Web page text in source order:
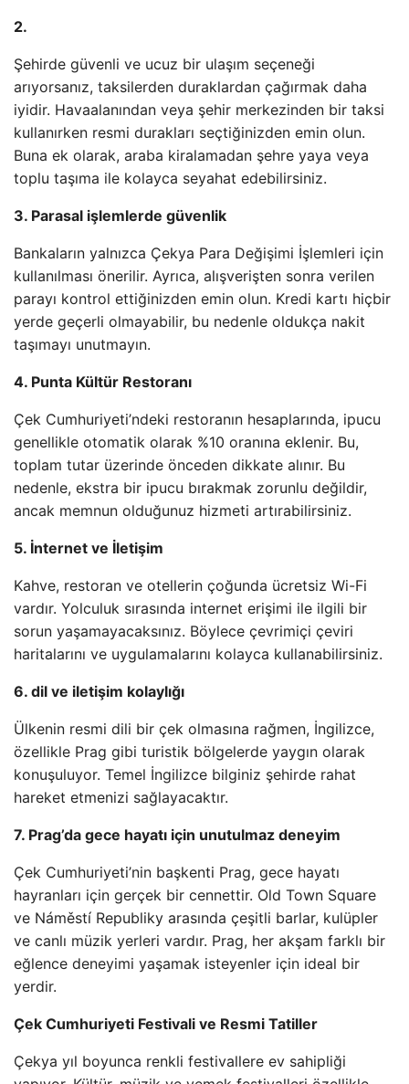
2.
Şehirde güvenli ve ucuz bir ulaşım seçeneği
arıyorsanız, taksilerden duraklardan çağırmak daha
iyidir. Havaalanından veya şehir merkezinden bir taksi
kullanırken resmi durakları seçtiğinizden emin olun.
Buna ek olarak, araba kiralamadan şehre yaya veya
toplu taşıma ile kolayca seyahat edebilirsiniz.
3. Parasal işlemlerde güvenlik
Bankaların yalnızca Çekya Para Değişimi İşlemleri için
kullanılması önerilir. Ayrıca, alışverişten sonra verilen
parayı kontrol ettiğinizden emin olun. Kredi kartı hiçbir
yerde geçerli olmayabilir, bu nedenle oldukça nakit
taşımayı unutmayın.
4. Punta Kültür Restoranı
Çek Cumhuriyeti’ndeki restoranın hesaplarında, ipucu
genellikle otomatik olarak %10 oranına eklenir. Bu,
toplam tutar üzerinde önceden dikkate alınır. Bu
nedenle, ekstra bir ipucu bırakmak zorunlu değildir,
ancak memnun olduğunuz hizmeti artırabilirsiniz.
5. İnternet ve İletişim
Kahve, restoran ve otellerin çoğunda ücretsiz Wi-Fi
vardır. Yolculuk sırasında internet erişimi ile ilgili bir
sorun yaşamayacaksınız. Böylece çevrimiçi çeviri
haritalarını ve uygulamalarını kolayca kullanabilirsiniz.
6. dil ve iletişim kolaylığı
Ülkenin resmi dili bir çek olmasına rağmen, İngilizce,
özellikle Prag gibi turistik bölgelerde yaygın olarak
konuşuluyor. Temel İngilizce bilginiz şehirde rahat
hareket etmenizi sağlayacaktır.
7. Prag’da gece hayatı için unutulmaz deneyim
Çek Cumhuriyeti’nin başkenti Prag, gece hayatı
hayranları için gerçek bir cennettir. Old Town Square
ve Náměstí Republiky arasında çeşitli barlar, kulüpler
ve canlı müzik yerleri vardır. Prag, her akşam farklı bir
eğlence deneyimi yaşamak isteyenler için ideal bir
yerdir.
Çek Cumhuriyeti Festivali ve Resmi Tatiller
Çekya yıl boyunca renkli festivallere ev sahipliği